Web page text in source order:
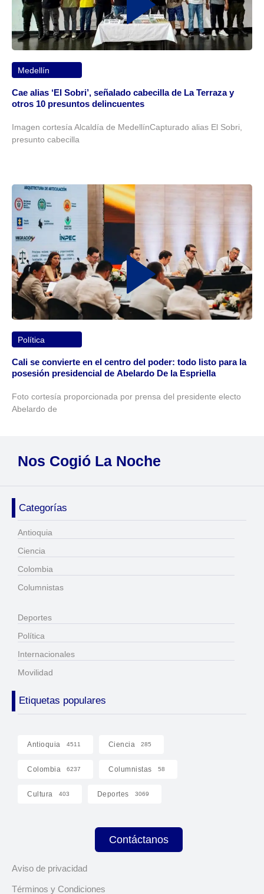
Medellín
Cae alias ‘El Sobri’, señalado cabecilla de La Terraza y
otros 10 presuntos delincuentes
Imagen cortesía Alcaldía de MedellínCapturado alias El Sobri,
presunto cabecilla
Política
Cali se convierte en el centro del poder: todo listo para la
posesión presidencial de Abelardo De la Espriella
Foto cortesía proporcionada por prensa del presidente electo
Abelardo de
Nos Cogió La Noche
Categorías
Antioquia
Ciencia
Colombia
Columnistas
Deportes
Política
Internacionales
Movilidad
Etiquetas populares
Antioquia 4511 Ciencia 285
Colombia 6237 Columnistas 58
Cultura 403 Deportes 3069
Contáctanos
Aviso de privacidad
Términos y Condiciones